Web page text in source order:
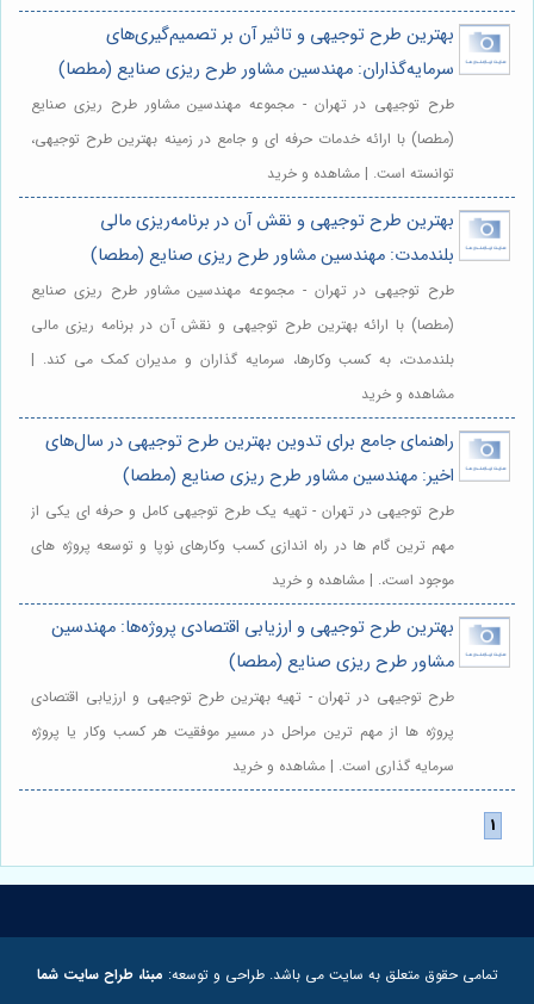
بهترین طرح توجیهی و تاثیر آن بر تصمیم‌گیری‌های
سرمایه‌گذاران: مهندسین مشاور طرح ریزی صنایع (مطصا)
طرح توجیهی در تهران - مجموعه مهندسین مشاور طرح ریزی صنایع
(مطصا) با ارائه خدمات حرفه ای و جامع در زمینه بهترین طرح توجیهی،
توانسته است. | مشاهده و خرید
بهترین طرح توجیهی و نقش آن در برنامه‌ریزی مالی
بلندمدت: مهندسین مشاور طرح ریزی صنایع (مطصا)
طرح توجیهی در تهران - مجموعه مهندسین مشاور طرح ریزی صنایع
(مطصا) با ارائه بهترین طرح توجیهی و نقش آن در برنامه ریزی مالی
بلندمدت، به کسب وکارها، سرمایه گذاران و مدیران کمک می کند. |
مشاهده و خرید
راهنمای جامع برای تدوین بهترین طرح توجیهی در سال‌های
اخیر: مهندسین مشاور طرح ریزی صنایع (مطصا)
طرح توجیهی در تهران - تهیه یک طرح توجیهی کامل و حرفه ای یکی از
مهم ترین گام ها در راه اندازی کسب وکارهای نوپا و توسعه پروژه های
موجود است،. | مشاهده و خرید
بهترین طرح توجیهی و ارزیابی اقتصادی پروژه‌ها: مهندسین
مشاور طرح ریزی صنایع (مطصا)
طرح توجیهی در تهران - تهیه بهترین طرح توجیهی و ارزیابی اقتصادی
پروژه ها از مهم ترین مراحل در مسیر موفقیت هر کسب وکار یا پروژه
سرمایه گذاری است. | مشاهده و خرید
تمامی حقوق متعلق به سایت می باشد. طراحی و توسعه: مبنا، طراح سایت شما